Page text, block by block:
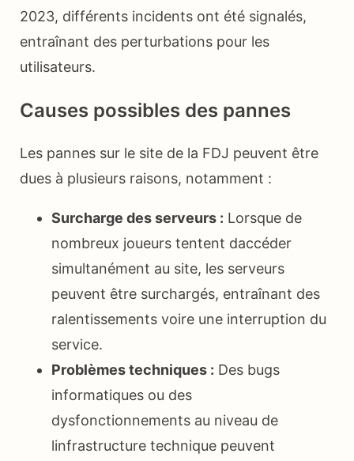
2023, différents incidents ont été signalés,
entraînant des perturbations pour les
utilisateurs.
Causes possibles des pannes
Les pannes sur le site de la FDJ peuvent être
dues à plusieurs raisons, notamment :
Surcharge des serveurs : Lorsque de
nombreux joueurs tentent daccéder
simultanément au site, les serveurs
peuvent être surchargés, entraînant des
ralentissements voire une interruption du
service.
Problèmes techniques : Des bugs
informatiques ou des
dysfonctionnements au niveau de
linfrastructure technique peuvent